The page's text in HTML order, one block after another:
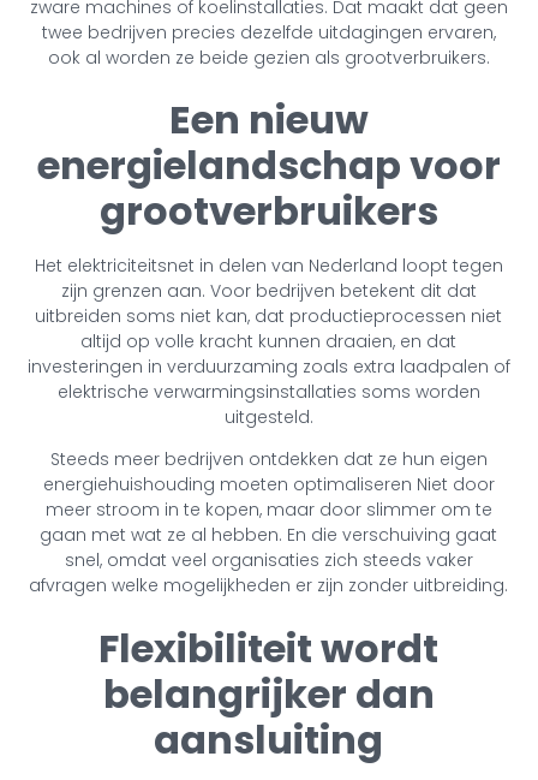
zware machines of koelinstallaties. Dat maakt dat geen
twee bedrijven precies dezelfde uitdagingen ervaren,
ook al worden ze beide gezien als grootverbruikers.
Een nieuw
energielandschap voor
grootverbruikers
Het elektriciteitsnet in delen van Nederland loopt tegen
zijn grenzen aan. Voor bedrijven betekent dit dat
uitbreiden soms niet kan, dat productieprocessen niet
altijd op volle kracht kunnen draaien, en dat
investeringen in verduurzaming zoals extra laadpalen of
elektrische verwarmingsinstallaties soms worden
uitgesteld.
Steeds meer bedrijven ontdekken dat ze hun eigen
energiehuishouding moeten optimaliseren Niet door
meer stroom in te kopen, maar door slimmer om te
gaan met wat ze al hebben. En die verschuiving gaat
snel, omdat veel organisaties zich steeds vaker
afvragen welke mogelijkheden er zijn zonder uitbreiding.
Flexibiliteit wordt
belangrijker dan
aansluiting